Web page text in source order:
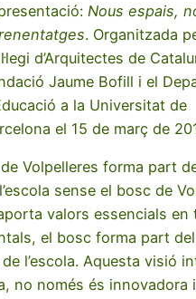
Nous espais,
. Organitzada
d’Arquitectes de
Jaume Bofill i el
a la Universitat de
el 15 de març de
Volpelleres forma part
sense el bosc de
valors essencials en
el bosc forma part
l’escola. Aquesta visió
no només és innovadora